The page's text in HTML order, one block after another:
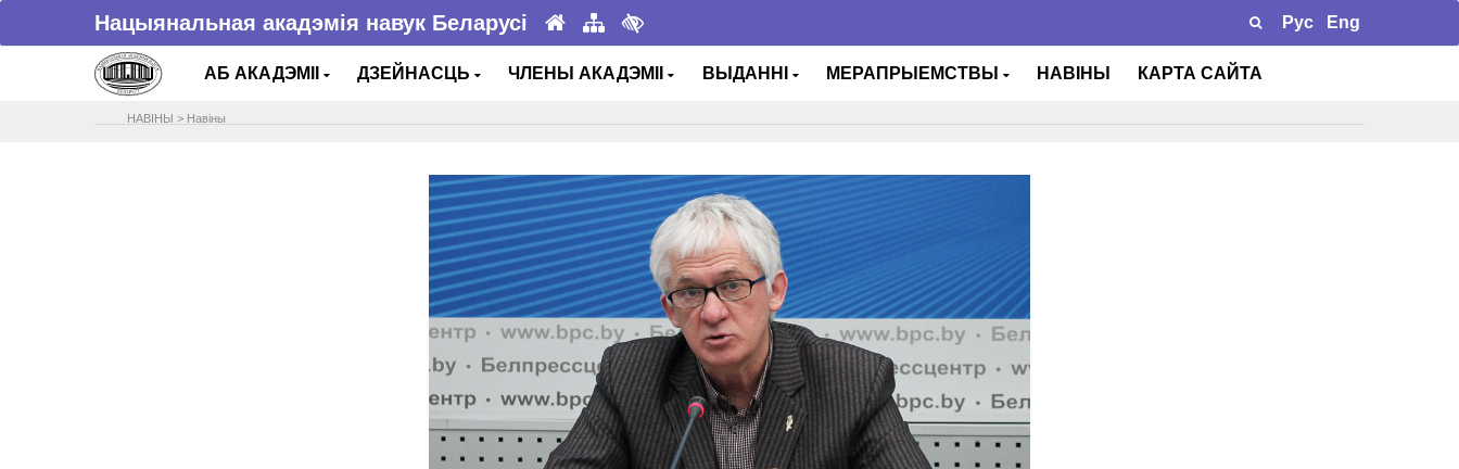
Нацыянальная акадэмія навук Беларусі Рус Eng
АБ АКАДЭМІІ ДЗЕЙНАСЦЬ ЧЛЕНЫ АКАДЭМІІ ВЫДАННІ МЕРАПРЫЕМСТВЫ НАВІНЫ КАРТА САЙТА
НАВIНЫ > Навіны